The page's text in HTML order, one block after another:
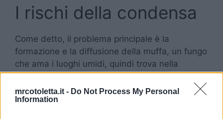
mrcotoletta.it - Do Not Process My Personal
Information
I rischi della condensa
Come detto, il problema principale è la
formazione e la diffusione della muffa, un fungo
che ama i luoghi umidi, quindi trova nella
condensa il suo ambiente ideale. Devi quindi
agire in anticipo, perché poi è difficile
liberarsene.